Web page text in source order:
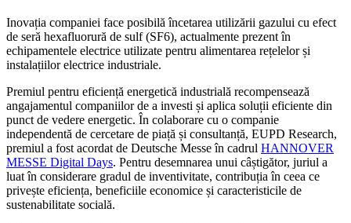
Inovația companiei face posibilă încetarea utilizării gazului cu efect
de seră hexafluorură de sulf (SF6), actualmente prezent în
echipamentele electrice utilizate pentru alimentarea rețelelor și
instalațiilor electrice industriale.
Premiul pentru eficiență energetică industrială recompensează
angajamentul companiilor de a investi și aplica soluții eficiente din
punct de vedere energetic. În colaborare cu o companie
independentă de cercetare de piață și consultanță, EUPD Research,
premiul a fost acordat de Deutsche Messe în cadrul HANNOVER
MESSE Digital Days. Pentru desemnarea unui câștigător, juriul a
luat în considerare gradul de inventivitate, contribuția în ceea ce
privește eficiența, beneficiile economice și caracteristicile de
sustenabilitate socială.